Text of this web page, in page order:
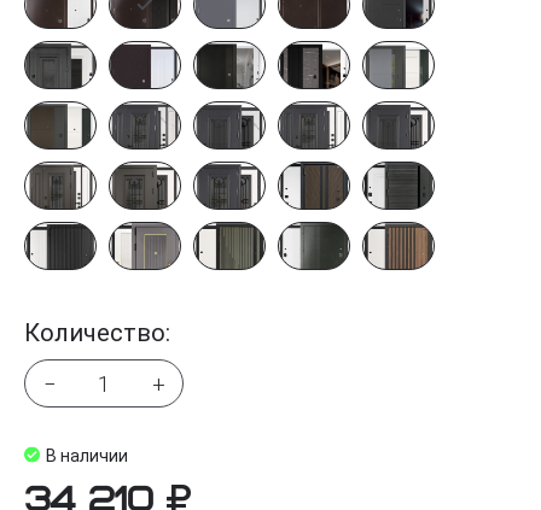
Количество:
− +
В наличии
34 210